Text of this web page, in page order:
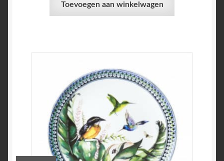
Toevoegen aan winkelwagen